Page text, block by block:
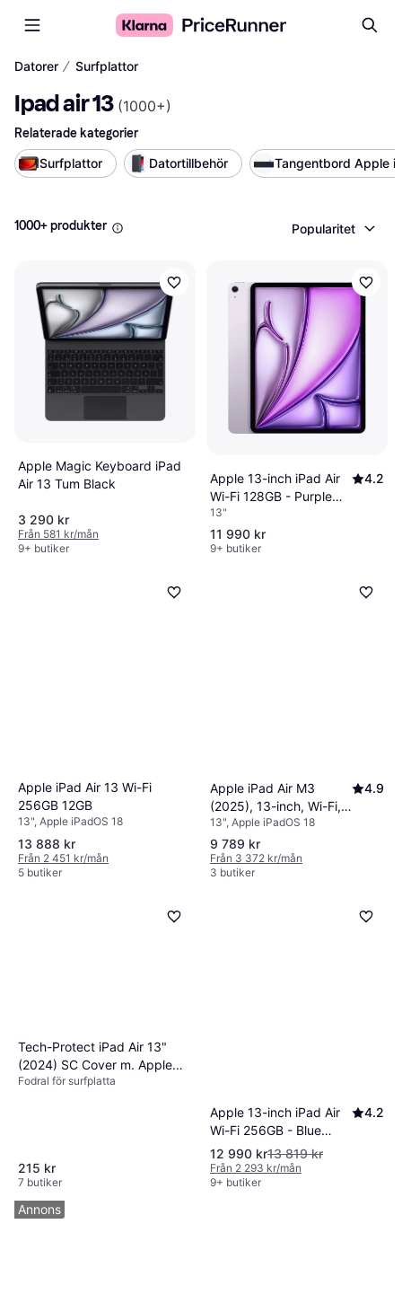
Datorer ∕ Surfplattor
Ipad air 13 (1000+)
Relaterade kategorier
Surfplattor
Datortillbehör Tangentbord Apple
1000+ produkter Popularitet
Apple Magic Keyboard iPad
Air 13 Tum Black
3 290 kr
Från 581 kr/mån
9+ butiker
Apple 13-inch iPad Air
Wi-Fi 128GB - Purple
(M4)
4.2
13"
11 990 kr
9+ butiker
Apple iPad Air 13 Wi-Fi
256GB 12GB
13", Apple iPadOS 18
13 888 kr
Från 2 451 kr/mån
5 butiker
Apple iPad Air M3
(2025), 13-inch, Wi-Fi,
128GB Blue
4.9
13", Apple iPadOS 18
9 789 kr
Från 3 372 kr/mån
3 butiker
Tech-Protect iPad Air 13"
(2024) SC Cover m. Apple
Pencil Holder
Fodral för surfplatta
215 kr
7 butiker
Apple 13-inch iPad Air
Wi-Fi 256GB - Blue
(M4)
4.2
12 990 kr13 819 kr
Från 2 293 kr/mån
9+ butiker
Annons